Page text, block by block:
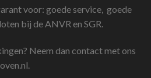
voor: goede service, goede
bij de ANVR en SGR.
Neem dan contact met ons